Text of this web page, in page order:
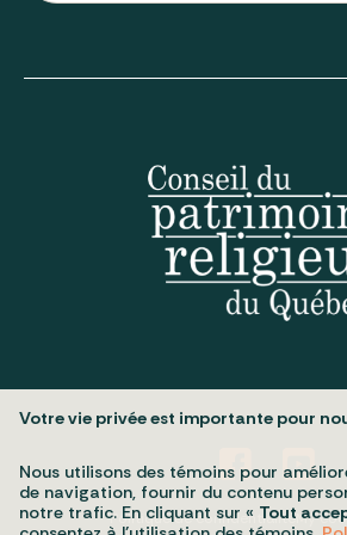
Politique de confidentialité My
Votre vie privée est importante pour
Nous utilisons des témoins pour
de navigation, fournir du contenu
notre trafic. En cliquant sur « Tout